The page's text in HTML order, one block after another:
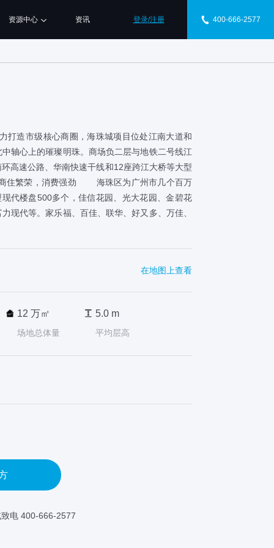
资源中心 资讯 登录/注册 400-666-2577
造市级核心商圈，海珠城项目位处江南大道和
轴心上的璀璨明珠。商场负二层与地铁二号线江
高速公路、华南快速干线和12座跨江大桥等大型
商住繁荣，消费强劲 海珠区为广州市几个百万
代楼盘500多个，佳信花园、光大花园、金碧花
现代等。家乐福、百佳、联华、好又多、万佳、
在地图上查看
12 万㎡
场地总体量
5.0 m
平均层高
电 400-666-2577